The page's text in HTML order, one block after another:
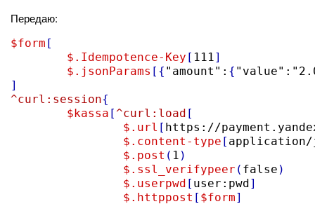
Передаю:
$form [
$.Idempotence-Key [ 111]
$.jsonParams [{ "amount": {
]
^curl:session{
$kassa [^curl:load [
$.url [ https://
$.content-type [ application/
$.post ( 1 )
$.ssl_verifypeer ( false )
$.userpwd [ user:pwd ]
$.httppost [ $form]